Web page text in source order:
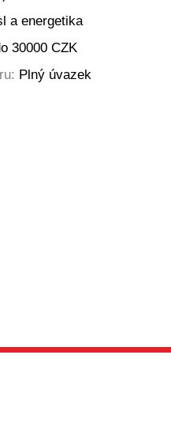
a energetika
30000 CZK
Plný úvazek